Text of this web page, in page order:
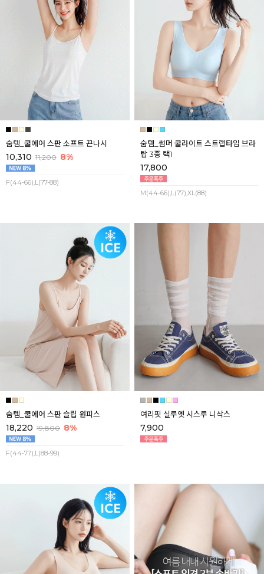
숨템_쿨에어 스판 소프트 끈나시
10,310 11,200 8%
F(44-66),L(77-88)
숨템_썸머 쿨라이트 스트랩타입 브라
탑 3종 택1
17,800
M(44-66),L(77),XL(88)
숨템_쿨에어 스판 슬립 원피스
18,220 19,800 8%
F(44-77),L(88-99)
여리핏 실루엣 시스루 니삭스
7,900